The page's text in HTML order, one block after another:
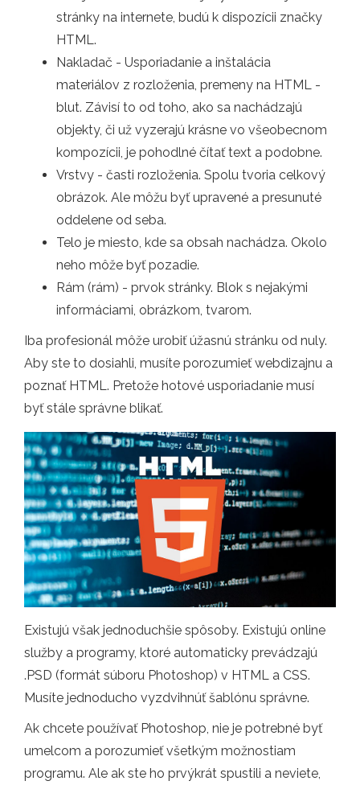
stránky na internete, budú k dispozícii značky
HTML.
Nakladač - Usporiadanie a inštalácia
materiálov z rozloženia, premeny na HTML -
blut. Závisí to od toho, ako sa nachádzajú
objekty, či už vyzerajú krásne vo všeobecnom
kompozícii, je pohodlné čítať text a podobne.
Vrstvy - časti rozloženia. Spolu tvoria celkový
obrázok. Ale môžu byť upravené a presunuté
oddelene od seba.
Telo je miesto, kde sa obsah nachádza. Okolo
neho môže byť pozadie.
Rám (rám) - prvok stránky. Blok s nejakými
informáciami, obrázkom, tvarom.
Iba profesionál môže urobiť úžasnú stránku od nuly.
Aby ste to dosiahli, musíte porozumieť webdizajnu a
poznať HTML. Pretože hotové usporiadanie musí
byť stále správne blikať.
Existujú však jednoduchšie spôsoby. Existujú online
služby a programy, ktoré automaticky prevádzajú
.PSD (formát súboru Photoshop) v HTML a CSS.
Musíte jednoducho vyzdvihnúť šablónu správne.
Ak chcete používať Photoshop, nie je potrebné byť
umelcom a porozumieť všetkým možnostiam
programu. Ale ak ste ho prvýkrát spustili a neviete,